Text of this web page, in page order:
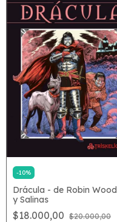
-10%
Drácula - de Robin Wood
y Salinas
$18.000,00 $20.000,00